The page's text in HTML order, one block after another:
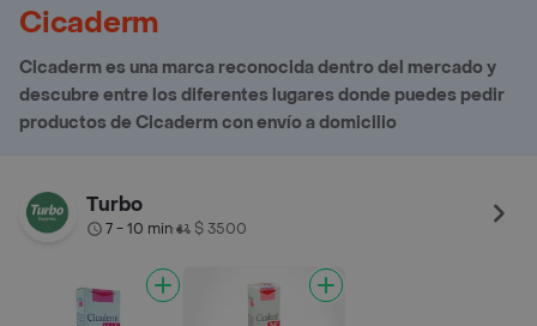
Cicaderm
Cicaderm es una marca reconocida dentro del mercado y
descubre entre los diferentes lugares donde puedes pedir
productos de Cicaderm con envío a domicilio
Turbo
7 - 10 min• $ 3500